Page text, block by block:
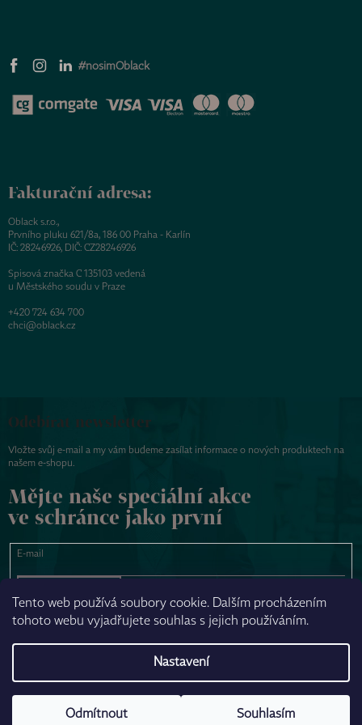
Tento web používá soubory cookie. Dalším procházením
tohoto webu vyjadřujete souhlas s jejich používáním.
Nastavení
Odmítnout Souhlasím
#nosimOblack
Fakturační adresa:
Oblack s.r.o.,
Prvního pluku 621/8a, 186 00 Praha - Karlín
IČ: 28246926, DIČ: CZ28246926
Spisová značka C 135103 vedená
u Městského soudu v Praze
+420 724 634 700
chci@oblack.cz
Odebírat newsletter
Vložte svůj e-mail a my vám budeme zasílat informace o nových produktech na
našem e-shopu.
Mějte naše speciální akce
ve schránce jako první
E-mail
NAPSAT ZPRÁVU